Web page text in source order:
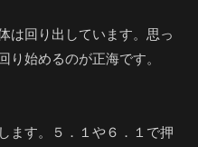
は回り出しています。思っ
り始めるのが正海です。
ます。５．１や６．１で押